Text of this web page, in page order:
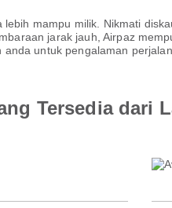
mampu milik. Nikmati
jarak jauh, Airpaz
untuk pengalaman
Tersedia dari